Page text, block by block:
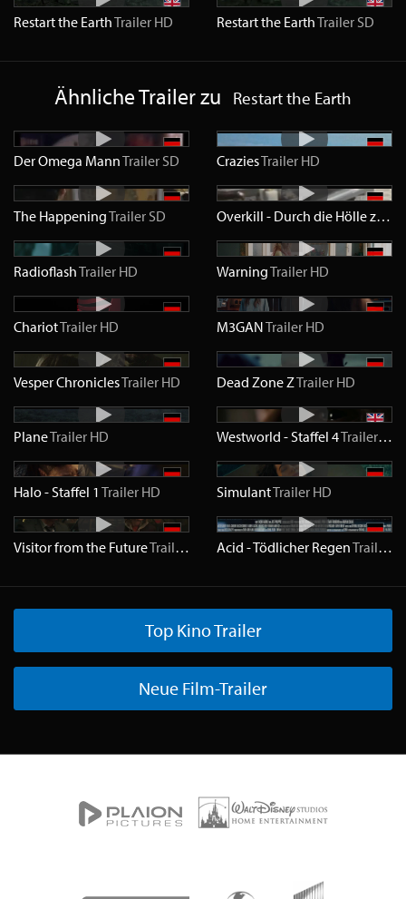
Restart the EarthTrailer HD Restart the EarthTrailer SD
Ähnliche Trailer zu Restart the Earth
Der Omega MannTrailer SD CraziesTrailer HD
The HappeningTrailer SD Overkill - Durch die Hölle zur Ewigkeit
RadioflashTrailer HD WarningTrailer HD
ChariotTrailer HD M3GANTrailer HD
Vesper ChroniclesTrailer HD Dead Zone ZTrailer HD
PlaneTrailer HD Westworld - Staffel 4TrailerHD
Halo - Staffel 1 Trailer HD SimulantTrailer HD
Visitor from the FutureTrailer Acid - Tödlicher RegenTrailer
Top Kino Trailer
Neue Film-Trailer